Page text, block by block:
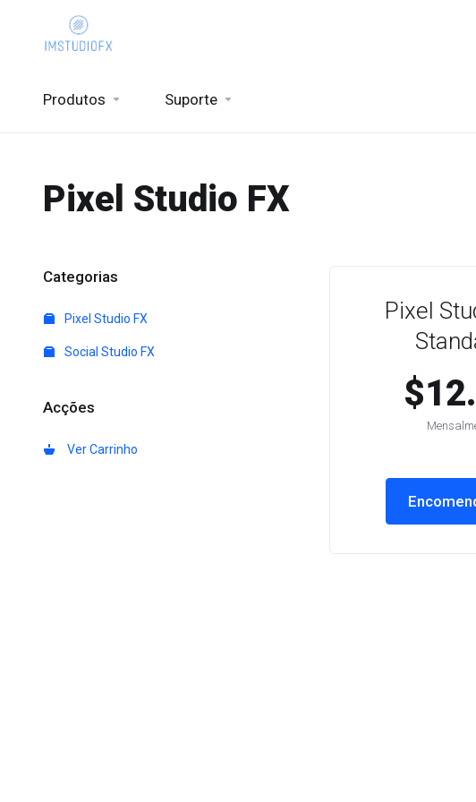
Produtos Suporte
Pixel Studio FX
Categorias
Pixel Studio FX
Social Studio FX
Acções
Ver Carrinho
Pixel